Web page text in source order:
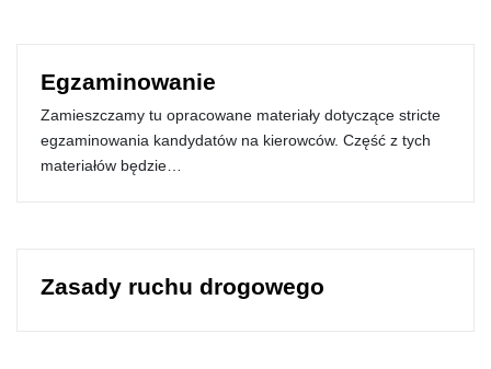
Egzaminowanie
Zamieszczamy tu opracowane materiały dotyczące stricte
egzaminowania kandydatów na kierowców. Część z tych
materiałów będzie…
Zasady ruchu drogowego